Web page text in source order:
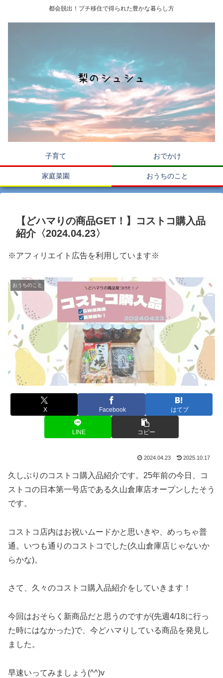
都会脱出！プチ移住で得られた豊かな暮らし方
子育て おでかけ
家庭菜園 おうちのこと
【どハマりの商品GET！】コストコ購入品
紹介〈2024.04.23〉
※アフィリエイト広告を利用しています※
おうちのこと
X Facebook はてブ
LINE コピー
2024.04.23 2025.10.17
久しぶりのコストコ購入品紹介です。25年前の今日、コ
ストコの日本第一号店である久山倉庫店オープンしたそう
です。
コストコ店内はお祝いムードかと思いきや、めっちゃ普
通。いつも通りのコストコでした(久山倉庫店じゃないか
らかな)。
さて、久々のコストコ購入品紹介をしていきます！
今回はおそらく新商品だと思うのですが(先週4/18に行っ
た時にはなかった)で、今どハマりしている商品を発見し
ました。
早速いってみましょう(^^)v